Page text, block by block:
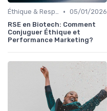
Éthique & Responsabilité • 05/01/2026
RSE en Biotech: Comment
Conjuguer Éthique et
Performance Marketing?